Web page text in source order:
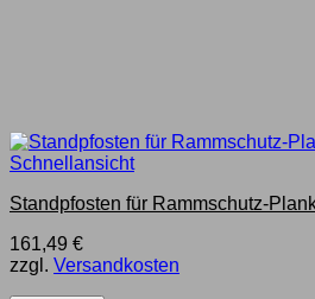
Schnellansicht
Standpfosten für Rammschutz-
161,49 €
zzgl. Versandkosten